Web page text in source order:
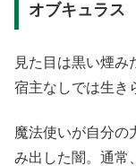
オブキュラス
見た目は黒い煙み
宿主なしでは生き
魔法使いが自分の
み出した闇。通常